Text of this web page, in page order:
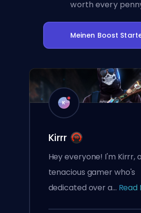
worth every
Meinen Boost
K
Kirrr
Hey everyone! I'm Kirrr, a
tenacious gamer who's
dedicated over a... Read